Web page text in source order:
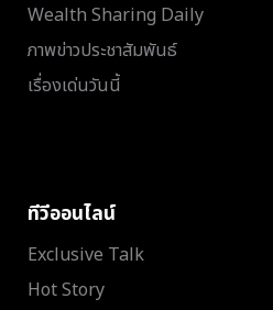
Wealth Sharing Daily
ภาพข่าวประชาสัมพันธ์
เรื่องเด่นวันนี้
ทีวีออนไลน์
Exclusive Talk
Hot Story